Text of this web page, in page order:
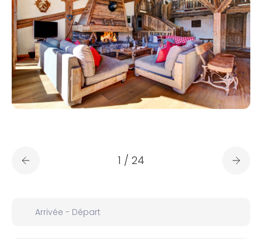
1 / 24